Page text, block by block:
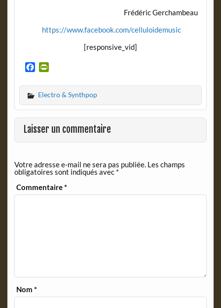
Frédéric Gerchambeau
https://www.facebook.com/celluloidemusic
[responsive_vid]
c
e
b
o
o
k
i
n
t
F
r
e
d
l
y
Electro & Synthpop
Laisser un commentaire
Votre adresse e-mail ne sera pas publiée. Les champs
obligatoires sont indiqués avec *
Commentaire*
Nom*